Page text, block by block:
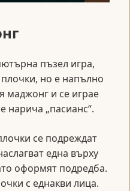
пъзел игра,
но е напълно
маджонг и се играе
нарича „пасианс“.
се подреждат
една върху
оформят подредба.
с еднакви лица.